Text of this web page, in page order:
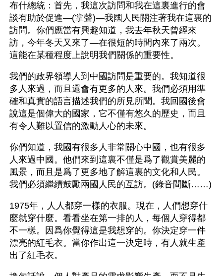
布什總統：首先，我這次訪問和我在這裏進行的會
談有助於促進—(掌聲)—我國人民關注著我在這裏的
訪問。你們應當有興趣知道，我去年秋天曾經來
訪，今年冬天又來了—在很短的時間內來了兩次。
這能在某種程度上說明我們關係的重要性。
我們的政界領導人到中國訪問是重要的。我知道很
多人來過，而且還會有更多的人來。我們必須用準
確和真實的語言描述我們的所見所聞。我回國後會
說這是個偉大的國家，它不僅有悠久的歷史，而且
有令人難以置信的激動人心的未來。
你們知道，我國有很多人非常關心中國，也有很多
人來過中國。他們來到這裏不僅是爲了觀賞美麗的
風景，而且是爲了更多地了解這裏的文化和人民。
我們必須繼續鼓勵兩國人民的互訪。(錄音間斷……)
1975年，人人都穿一樣的衣服。現在，人們想穿什
麼就穿什麼。看看坐在第一排的人，每個人穿得都
不一樣。因爲你覺得這是我想穿的。你決定穿一件
漂亮的紅毛衣。當你作出這一決定時，有人就生產
出了紅毛衣。